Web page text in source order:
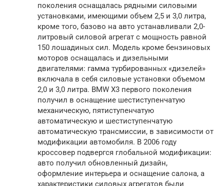
поколения оснащалась рядными силовыми
установками, имеющими объем 2,5 и 3,0 литра,
кроме того, базово на авто устанавливали 2,0-
литровый силовой агрегат с мощность равной
150 лошадиных сил. Модель кроме бензиновых
моторов оснащалась и дизельными
двигателями: гамма турбированных «дизелей»
включала в себя силовые установки объемом
2,0 и 3,0 литра. BMW X3 первого поколения
получил в оснащение шестиступенчатую
механическую, пятиступенчатую
автоматическую и шестиступенчатую
автоматическую трансмиссии, в зависимости от
модификации автомобиля. В 2006 году
кроссовер подвергся глобальной модификации:
авто получил обновленный дизайн,
оформление интерьера и оснащение салона, а
характеристики силовых агрегатов были